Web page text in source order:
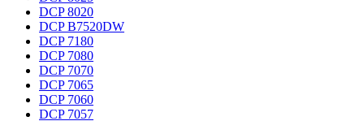
DCP 8020
DCP B7520DW
DCP 7180
DCP 7080
DCP 7070
DCP 7065
DCP 7060
DCP 7057